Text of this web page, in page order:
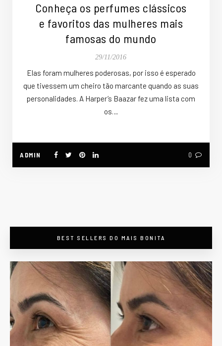
Conheça os perfumes clássicos
e favoritos das mulheres mais
famosas do mundo
29/11/2016
Elas foram mulheres poderosas, por isso é esperado
que tivessem um cheiro tão marcante quando as suas
personalidades. A Harper’s Baazar fez uma lista com
os…
ADMIN 0
BEST SELLERS DO MAIS BONITA